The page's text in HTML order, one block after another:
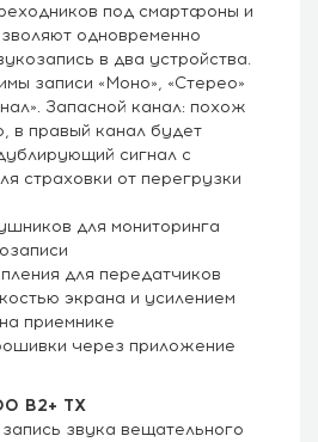
под смартфоны и
одновременно
в два устройства.
записи «Моно», «Стерео»
Запасной канал: похож
в правый канал будет
сигнал с
страховки от перегрузки
для мониторинга
для передатчиков
экрана и усилением
приемнике
через приложение
B2+ TX
звука вещательного